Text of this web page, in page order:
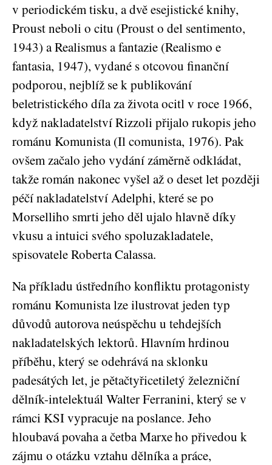
v periodickém tisku, a dvě esejistické knihy,
Proust neboli o citu (Proust o del sentimento,
1943) a Realismus a fantazie (Realismo e
fantasia, 1947), vydané s otcovou finanční
podporou, nejblíž se k publikování
beletristického díla za života ocitl v roce 1966,
když nakladatelství Rizzoli přijalo rukopis jeho
románu Komunista (Il comunista, 1976). Pak
ovšem začalo jeho vydání záměrně odkládat,
takže román nakonec vyšel až o deset let později
péčí nakladatelství Adelphi, které se po
Morselliho smrti jeho děl ujalo hlavně díky
vkusu a intuici svého spoluzakladatele,
spisovatele Roberta Calassa.
Na příkladu ústředního konfliktu protagonisty
románu Komunista lze ilustrovat jeden typ
důvodů autorova neúspěchu u tehdejších
nakladatelských lektorů. Hlavním hrdinou
příběhu, který se odehrává na sklonku
padesátých let, je pětačtyřicetiletý železniční
dělník-intelektuál Walter Ferranini, který se v
rámci KSI vypracuje na poslance. Jeho
hloubavá povaha a četba Marxeho přivedou k
zájmu o otázku vztahu dělníka a práce,